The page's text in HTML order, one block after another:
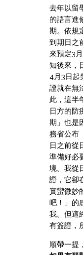
去年以留
的語言進
期。依規
到期日之
來預定3
知後來，
4月3日起
證就在無
此，這半
日方的防
期」也是
務省公布
日之前從
準備好必
境。我從
證，它卻
實蠻微妙
吧！」的
我。但這
有簽證，
順帶一提